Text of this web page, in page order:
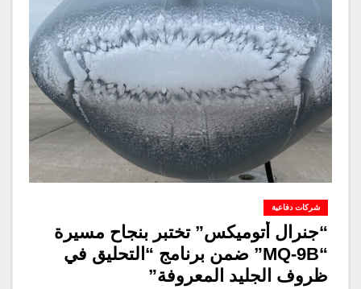
شركات دفاعية
“جنرال أتوميكس” تختبر بنجاح مسيرة
“MQ-9B” ضمن برنامج “التحليق في
ظروف الجليد المعروفة”